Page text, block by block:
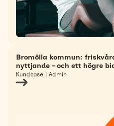
Bromölla kommun:
nyttjande – och ett högre
Kundcase | Admin